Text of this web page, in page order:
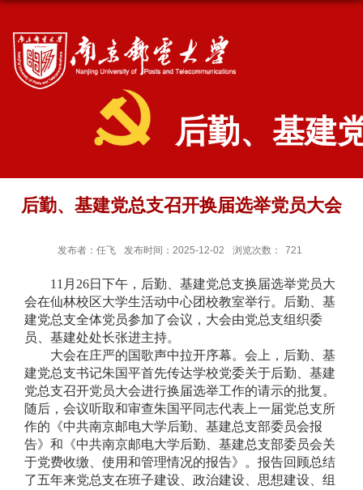
后勤、基建
后勤、基建党总支召开换届选举党员大会
发布者：任飞 发布时间：2025-12-02 浏览次数： 721
1 1 月 26日下午，后勤、基建党总支换届选举党员大
会在仙林校区大学生活动中心团校教室举行。后勤、基
建党总支全体党员参加了会议，大会由党总支组织委
员、基建处处长张进主持。
大会在庄严的国歌声中拉开序幕。会上，后勤、基
建党总支书记朱国平首先传达学校党委关于后勤、基建
党总支召开党员大会进行换届选举工作的请示的批复。
随后，会议听取和审查朱国平同志代表上一届党总支所
作的《中共南京邮电大学后勤、基建总支部委员会报
告》 和《中共南京邮电大学后勤、基建总支部委员会关
于党费收缴、使用和管理情况的报告》
。报告回顾总结
了五年来党总支在班子建设、政治建设、思想建设、组